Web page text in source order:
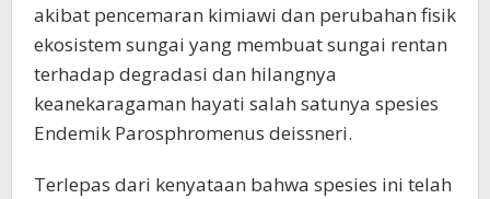
akibat pencemaran kimiawi dan perubahan fisik
ekosistem sungai yang membuat sungai rentan
terhadap degradasi dan hilangnya
keanekaragaman hayati salah satunya spesies
Endemik Parosphromenus deissneri.
​Terlepas dari kenyataan bahwa spesies ini telah